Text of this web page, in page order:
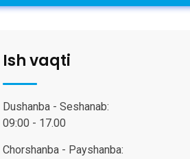
Ish vaqti
Dushanba - Seshanab:
09:00 - 17.00
Chorshanba - Payshanba: